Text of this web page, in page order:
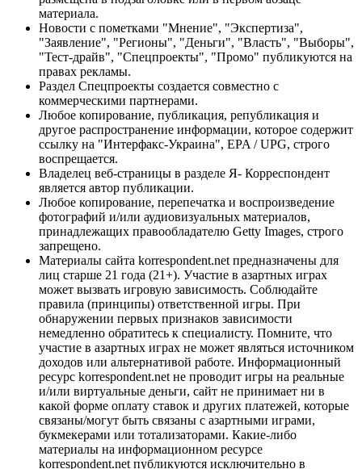
материала.
Новости с пометками "Мнение", "Экспертиза",
"Заявление", "Регионы", "Деньги", "Власть", "Выборы",
"Тест-драйв", "Спецпроекты", "Промо" публикуются на
правах рекламы.
Раздел Спецпроекты создается совместно с
коммерческими партнерами.
Любое копирование, публикация, републикация и
другое распространение информации, которое содержит
ссылку на "Интерфакс-Украина", EPA / UPG, строго
воспрещается.
Владелец веб-страницы в разделе Я- Корреспондент
является автор публикации.
Любое копирование, перепечатка и воспроизведение
фотографий и/или аудиовизуальных материалов,
принадлежащих правообладателю Getty Images, строго
запрещено.
Материалы сайта korrespondent.net предназначены для
лиц старше 21 года (21+). Участие в азартных играх
может вызвать игровую зависимость. Соблюдайте
правила (принципы) ответственной игры. При
обнаружении первых признаков зависимости
немедленно обратитесь к специалисту. Помните, что
участие в азартных играх не может являться источником
доходов или альтернативой работе. Информационный
ресурс korrespondent.net не проводит игры на реальные
и/или виртуальные деньги, сайт не принимает ни в
какой форме оплату ставок и других платежей, которые
связаны/могут быть связаны с азартными играми,
букмекерами или тотализаторами. Какие-либо
материалы на информационном ресурсе
korrespondent.net публикуются исключительно в